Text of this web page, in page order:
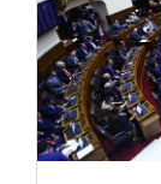
Twitter:https://
Youtube:http://
Soundcloud:
https://
Sistema de
http://